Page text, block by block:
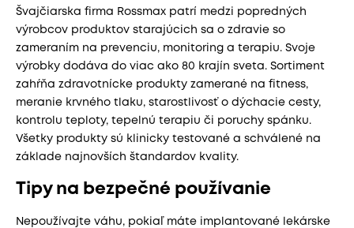
Švajčiarska firma Rossmax patrí medzi popredných
výrobcov produktov starajúcich sa o zdravie so
zameraním na prevenciu, monitoring a terapiu. Svoje
výrobky dodáva do viac ako 80 krajín sveta. Sortiment
zahŕňa zdravotnícke produkty zamerané na fitness,
meranie krvného tlaku, starostlivosť o dýchacie cesty,
kontrolu teploty, tepelnú terapiu či poruchy spánku.
Všetky produkty sú klinicky testované a schválené na
základe najnovších štandardov kvality.
Tipy na bezpečné používanie
Nepoužívajte váhu, pokiaľ máte implantované lekárske